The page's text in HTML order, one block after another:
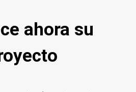
ahora su